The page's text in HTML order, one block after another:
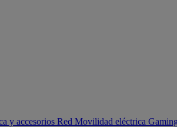
y accesorios Red Movilidad eléctrica